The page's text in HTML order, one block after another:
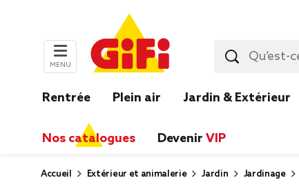
MENU
Rentrée Plein air Jardin & Extérieur
Nos catalogues Devenir VIP
Accueil Extérieur et animalerie Jardin Jardinage